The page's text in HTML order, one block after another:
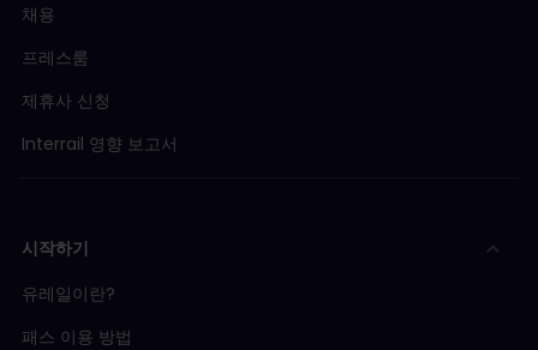
채용
프레스룸
제휴사 신청
Interrail 영향 보고서
시작하기
유레일이란?
패스 이용 방법